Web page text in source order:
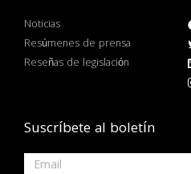
Noticias
Resúmenes de prensa
Reseñas de legislación
Suscríbete al boletín